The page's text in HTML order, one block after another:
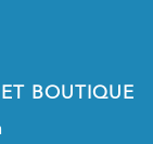
BOUTIQUE